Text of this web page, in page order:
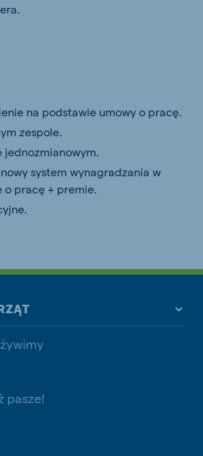
na podstawie umowy o pracę.
zespole.
jednozmianowym.
system wynagradzania w
o pracę + premie.
pasze!